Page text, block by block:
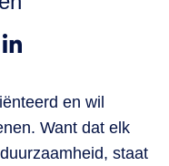
en wil
Want dat elk
staat